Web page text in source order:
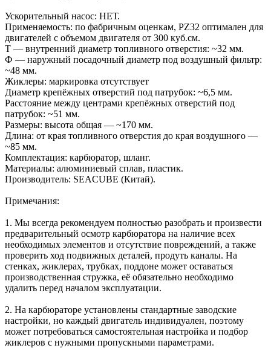
Ускорительный насос: НЕТ.
Применяемость: по фабричным оценкам, PZ32 оптимален для
двигателей с объемом двигателя от 300 куб.см.
T — внутренний диаметр топливного отверстия: ~32 мм.
Ф — наружный посадочный диаметр под воздушный фильтр:
~48 мм.
Жиклеры: маркировка отсутствует
Диаметр крепёжных отверстий под патрубок: ~6,5 мм.
Расстояние между центрами крепёжных отверстий под
патрубок: ~51 мм.
Размеры: высота общая — ~170 мм.
Длина: от края топливного отверстия до края воздушного —
~85 мм.
Комплектация: карбюратор, шланг.
Материалы: алюминиевый сплав, пластик.
Производитель: SEACUBE (Китай).
Примечания:
1. Мы всегда рекомендуем полностью разобрать и произвести
предварительный осмотр карбюратора на наличие всех
необходимых элементов и отсутствие повреждений, а также
проверить ход подвижных деталей, продуть каналы. На
стенках, жиклерах, трубках, поддоне может оставаться
производственная стружка, её обязательно необходимо
удалить перед началом эксплуатации.
2. На карбюраторе установлены стандартные заводские
настройки, но каждый двигатель индивидуален, поэтому
может потребоваться самостоятельная настройка и подбор
жиклеров с нужными пропускными параметрами.